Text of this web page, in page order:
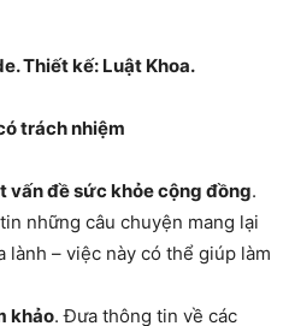
Thiết kế: Luật Khoa.
trách nhiệm
đề sức khỏe cộng đồng.
những câu chuyện mang lại
lành – việc này có thể giúp làm
khảo. Đưa thông tin về các